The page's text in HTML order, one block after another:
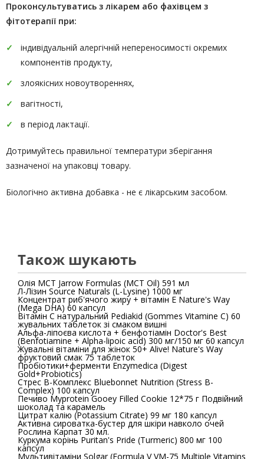
Проконсультуватись з лікарем або фахівцем з
фітотерапії при:
індивідуальній алергічній непереносимості окремих
компонентів продукту,
злоякісних новоутвореннях,
вагітності,
в період лактації.
Дотримуйтесь правильної температури зберігання
зазначеної на упаковці товару.
Біологічно активна добавка - не є лікарським засобом.
Також шукають
Олія МСТ Jarrow Formulas (MCT Oil) 591 мл
Л-Лізин Source Naturals (L-Lysine) 1000 мг
Концентрат риб'ячого жиру + вітамін Е Nature's Way
(Mega DHA) 60 капсул
Вітамін С натуральний Pediakid (Gommes Vitamine C) 60
жувальних таблеток зі смаком вишні
Альфа-ліпоєва кислота + бенфотіамін Doctor's Best
(Benfotiamine + Alpha-lipoic acid) 300 мг/150 мг 60 капсул
Жувальні вітаміни для жінок 50+ Alive! Nature's Way
фруктовий смак 75 таблеток
Пробіотики+ферменти Enzymedica (Digest
Gold+Probiotics)
Стрес В-Комплекс Bluebonnet Nutrition (Stress B-
Complex) 100 капсул
Печиво Myprotein Gooey Filled Cookie 12*75 г Подвійний
шоколад та карамель
Цитрат калію (Potassium Citrate) 99 мг 180 капсул
Активна сироватка-бустер для шкіри навколо очей
Рослина Карпат 30 мл.
Куркума корінь Puritan's Pride (Turmeric) 800 мг 100
капсул
Мультивітаміни Solgar (Formula V VM-75 Multiple Vitamins